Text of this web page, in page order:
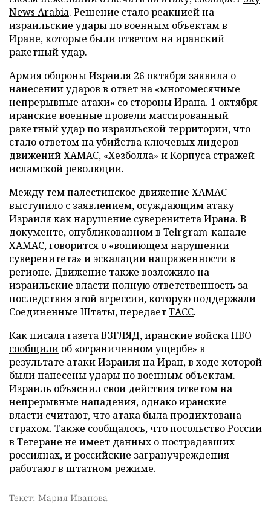
News Arabia. Решение стало реакцией на
израильские удары по военным объектам в
Иране, которые были ответом на иранский
ракетный удар.
Армия обороны Израиля 26 октября заявила о
нанесении ударов в ответ на «многомесячные
непрерывные атаки» со стороны Ирана. 1 октября
иранские военные провели массированный
ракетный удар по израильской территории, что
стало ответом на убийства ключевых лидеров
движений ХАМАС, «Хезболла» и Корпуса стражей
исламской революции.
Между тем палестинское движение ХАМАС
выступило с заявлением, осуждающим атаку
Израиля как нарушение суверенитета Ирана. В
документе, опубликованном в Telrgram-канале
ХАМАС, говорится о «вопиющем нарушении
суверенитета» и эскалации напряженности в
регионе. Движение также возложило на
израильские власти полную ответственность за
последствия этой агрессии, которую поддержали
Соединенные Штаты, передаетТАСС.
Как писала газета ВЗГЛЯД, иранские войска ПВО
сообщили об «ограниченном ущербе» в
результате атаки Израиля на Иран, в ходе которой
были нанесены удары по военным объектам.
Израиль объяснил свои действия ответом на
непрерывные нападения, однако иранские
власти считают, что атака была продиктована
страхом. Также сообщалось, что посольство России
в Тегеране не имеет данных о пострадавших
россиянах, и российские загранучреждения
работают в штатном режиме.
Текст: Мария Иванова